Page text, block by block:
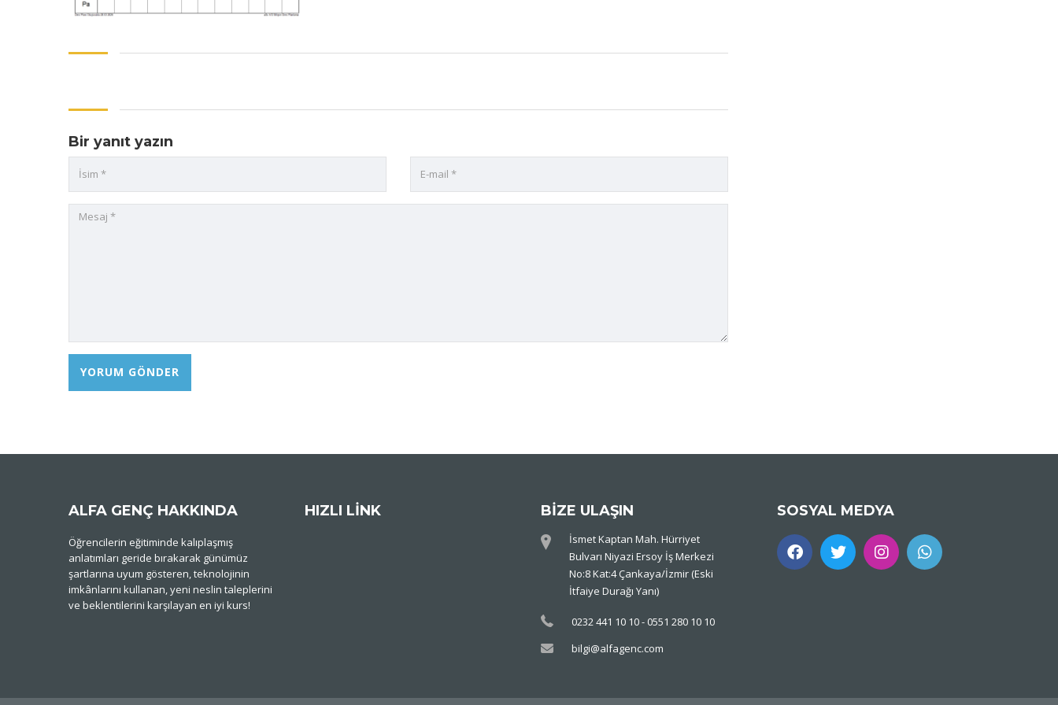
Bir yanıt yazın
ALFA GENÇ HAKKINDA
Öğrencilerin eğitiminde kalıplaşmış
anlatımları geride bırakarak günümüz
şartlarına uyum gösteren, teknolojinin
imkânlarını kullanan, yeni neslin taleplerini
ve beklentilerini karşılayan en iyi kurs!
HIZLI LİNK BİZE ULAŞIN
İsmet Kaptan Mah. Hürriyet
Bulvarı Niyazi Ersoy İş Merkezi
No:8 Kat:4 Çankaya/İzmir (Eski
İtfaiye Durağı Yanı)
0232 441 10 10 - 0551 280 10 10
bilgi@alfagenc.com
SOSYAL MEDYA